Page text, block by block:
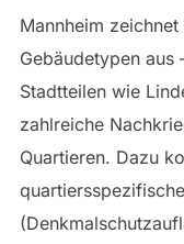
Mannheim
Gebäudetypen
Stadtteilen wie
zahlreiche
Quartieren. Dazu